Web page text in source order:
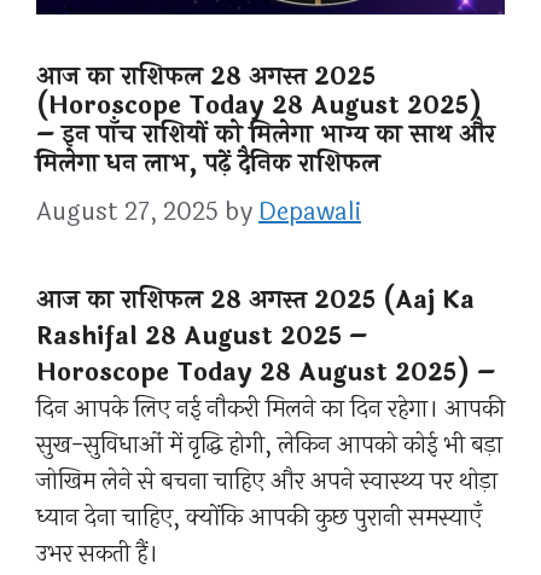
आज का राशिफल 28 अगस्त 2025
(Horoscope Today 28 August 2025)
– इन पाँच राशियों को मिलेगा भाग्य का साथ और
मिलेगा धन लाभ, पढ़ें दैनिक राशिफल
August 27, 2025 byDepawali
आज का राशिफल 28 अगस्त 2025 (Aaj Ka
Rashifal 28 August 2025 –
Horoscope Today 28 August 2025) –
दिन आपके लिए नई नौकरी मिलने का दिन रहेगा। आपकी
सुख-सुविधाओं में वृद्धि होगी, लेकिन आपको कोई भी बड़ा
जोखिम लेने से बचना चाहिए और अपने स्वास्थ्य पर थोड़ा
ध्यान देना चाहिए, क्योंकि आपकी कुछ पुरानी समस्याएँ
उभर सकती हैं।